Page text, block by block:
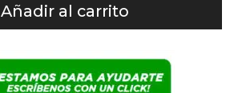
Añadir al carrito